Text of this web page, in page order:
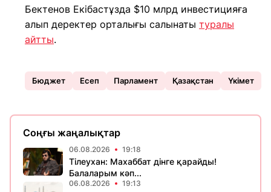
Бектенов Екібастұзда $10 млрд инвестицияға
алып деректер орталығы салынаты туралы
айтты.
Бюджет Есеп Парламент Қазақстан Үкімет
Соңғы жаңалықтар
06.08.2026 19:18
Тілеухан: Махаббат дінге қарайды!
Балаларым кәп...
06.08.2026 19:13